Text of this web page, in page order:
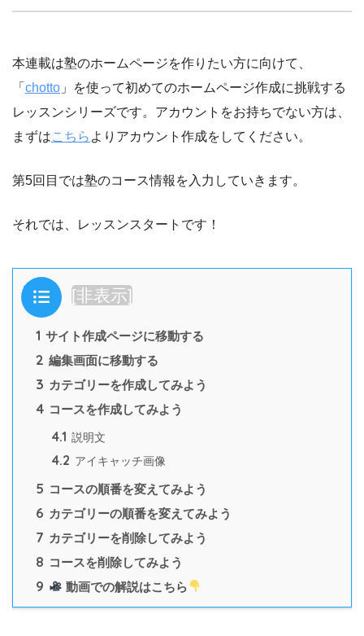
本連載は塾のホームページを作りたい方に向けて、
「 chotto 」を使って初めてのホームページ作成に挑戦する
レッスンシリーズです。アカウントをお持ちでない方は、
まずはこちら よりアカウント作成をしてください。
第5回目では塾のコース情報を入力していきます。
それでは、レッスンスタートです！
目次 [非表示]
1 サイト作成ページに移動する
2 編集画面に移動する
3 カテゴリーを作成してみよう
4 コースを作成してみよう
4.1 説明文
4.2 アイキャッチ画像
5 コースの順番を変えてみよう
6 カテゴリーの順番を変えてみよう
7 カテゴリーを削除してみよう
8 コースを削除してみよう
9 動画での解説はこちら